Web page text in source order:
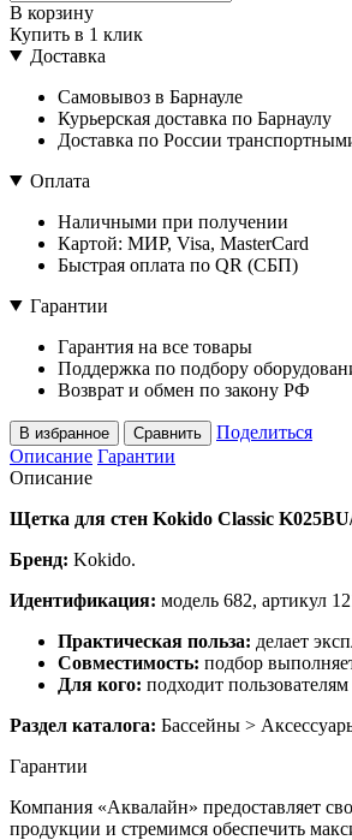
В корзину
Купить в 1 клик
Доставка
Самовывоз в Барнауле
Курьерская доставка по Барнаулу
Доставка по России
Оплата
Наличными при получении
Картой: МИР, Visa, MasterCard
Быстрая оплата по QR (СБП)
Гарантии
Гарантия на все товары
Поддержка по подбору
Возврат и обмен по закону РФ
В избранное Сравнить
Поделиться
Описание Гарантии
Описание
Щетка для стен Kokido Classic
Бренд: Kokido.
Идентификация: модель 682, артикул
Практическая польза: делает
Совместимость: подбор
Для кого: подходит
Раздел каталога: Бассейны >
Гарантии
Компания «Аквалайн» предоставляет
продукции и стремимся обеспечить